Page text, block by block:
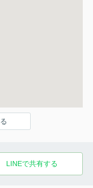
LINEで共有する